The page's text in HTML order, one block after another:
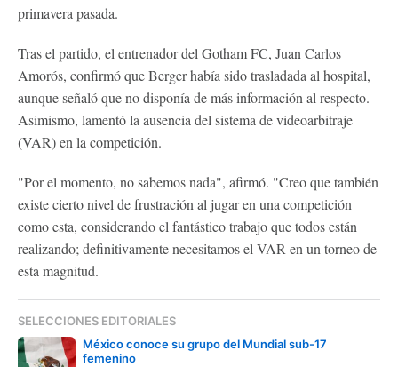
primavera pasada.
Tras el partido, el entrenador del Gotham FC, Juan Carlos
Amorós, confirmó que Berger había sido trasladada al hospital,
aunque señaló que no disponía de más información al respecto.
Asimismo, lamentó la ausencia del sistema de videoarbitraje
(VAR) en la competición.
"Por el momento, no sabemos nada", afirmó. "Creo que también
existe cierto nivel de frustración al jugar en una competición
como esta, considerando el fantástico trabajo que todos están
realizando; definitivamente necesitamos el VAR en un torneo de
esta magnitud.
SELECCIONES EDITORIALES
México conoce su grupo del Mundial sub-17
femenino